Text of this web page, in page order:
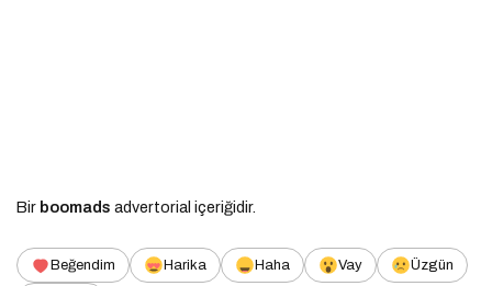
Bir boomads advertorial içeriğidir.
Beğendim Harika Haha Vay Üzgün